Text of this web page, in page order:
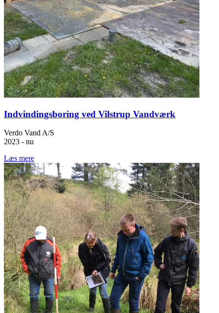
Indvindingsboring ved Vilstrup Vandværk
Verdo Vand A/S
2023 - nu
Læs mere